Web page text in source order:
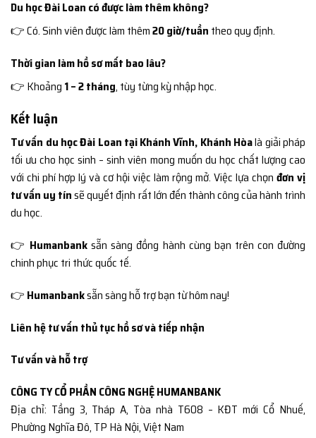
Du học Đài Loan có được làm thêm không?
👉 Có. Sinh viên được làm thêm20 giờ/tuần theo quy định.
Thời gian làm hồ sơ mất bao lâu?
👉 Khoảng 1 – 2 tháng, tùy từng kỳ nhập học.
Kết luận
Tư vấn du học Đài Loan tại Khánh Vĩnh, Khánh Hòalà giải pháp
tối ưu cho học sinh – sinh viên mong muốn du học chất lượng cao
với chi phí hợp lý và cơ hội việc làm rộng mở. Việc lựa chọn đơn vị
tư vấn uy tínsẽ quyết định rất lớn đến thành công của hành trình
du học.
👉 Humanbank sẵn sàng đồng hành cùng bạn trên con đường
chinh phục tri thức quốc tế.
👉 Humanbanksẵn sàng hỗ trợ bạn từ hôm nay!
Liên hệ tư vấn thủ tục hồ sơ và tiếp nhận
Tư vấn và hỗ trợ
CÔNG TY CỔ PHẦN CÔNG NGHỆ HUMANBANK
Địa chỉ: Tầng 3, Tháp A, Tòa nhà T608 – KĐT mới Cổ Nhuế,
Phường Nghĩa Đô, TP Hà Nội, Việt Nam